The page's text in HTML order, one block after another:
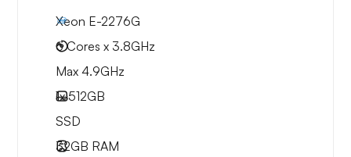
Xeon E-2276G
6 Cores x 3.8GHz
Max 4.9GHz
1x512GB
SSD
32GB RAM